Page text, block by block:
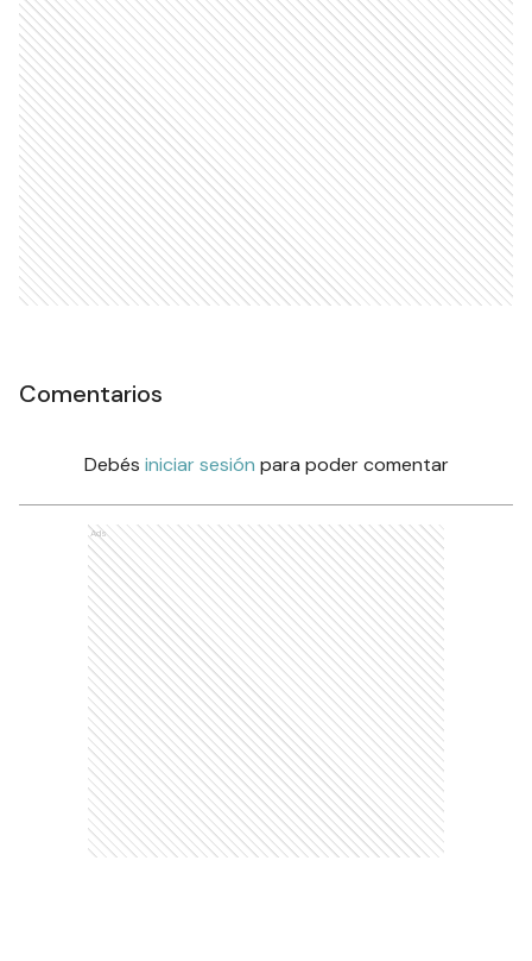
Comentarios
Debés iniciar sesión para poder comentar
Ads